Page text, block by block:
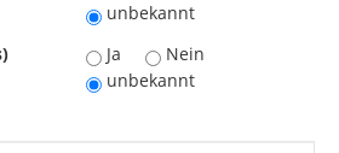
unbekannt
Huchen (Donau Lachs)
Ja
Nein
unbekannt